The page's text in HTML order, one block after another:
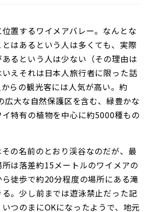
置するワイメアバレー。なんとな
はあるという人は多くても、実際
るという人は少ない（その理由は
えそれは日本人旅行者に限った話
らの観光客には人気が高い。約
広大な自然保護区を含む、緑豊かな
特有の植物を中心に約5000種もの
の名前のとおり渓谷なのだが、最
は落差約15メートルのワイメアの
徒歩で約20分程度の場所にある滝
。少し前までは遊泳禁止だった記
つのまにOKになったようで、地元